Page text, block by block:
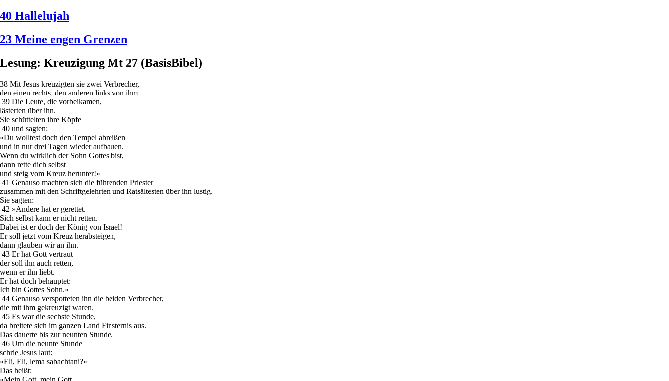
40 Hallelujah
23 Meine engen Grenzen
Lesung: Kreuzigung Mt 27 (BasisBibel)
38 Mit Jesus kreuzigten sie zwei Verbrecher,
den einen rechts, den anderen links von ihm.
39 Die Leute, die vorbeikamen,
lästerten über ihn.
Sie schüttelten ihre Köpfe
40 und sagten:
»Du wolltest doch den Tempel abreißen
und in nur drei Tagen wieder aufbauen.
Wenn du wirklich der Sohn Gottes bist,
dann rette dich selbst
und steig vom Kreuz herunter!«
41 Genauso machten sich die führenden Priester
zusammen mit den Schriftgelehrten und Ratsältesten über ihn lustig.
Sie sagten:
42 »Andere hat er gerettet.
Sich selbst kann er nicht retten.
Dabei ist er doch der König von Israel!
Er soll jetzt vom Kreuz herabsteigen,
dann glauben wir an ihn.
43 Er hat Gott vertraut
der soll ihn auch retten,
wenn er ihn liebt.
Er hat doch behauptet:
Ich bin Gottes Sohn.«
44 Genauso verspotteten ihn die beiden Verbrecher,
die mit ihm gekreuzigt waren.
45 Es war die sechste Stunde,
da breitete sich im ganzen Land Finsternis aus.
Das dauerte bis zur neunten Stunde.
46 Um die neunte Stunde
schrie Jesus laut:
»Eli, Eli, lema sabachtani?«
Das heißt: